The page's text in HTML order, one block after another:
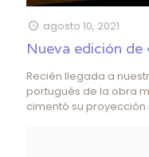
agosto 10, 2021
Nueva edición de
Recién llegada a
portugués de la obra
cimentó su proyección